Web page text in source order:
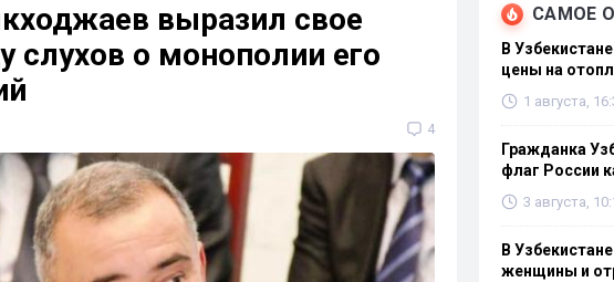
выразил свое
слухов о монополии его
4
САМОЕ
В
цены на
1 августа,
Гражданка
флаг России
3 августа,
В
женщины и